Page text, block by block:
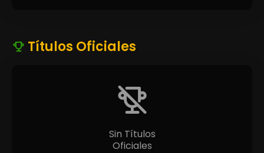
Títulos Oficiales
Sin Títulos
Oficiales